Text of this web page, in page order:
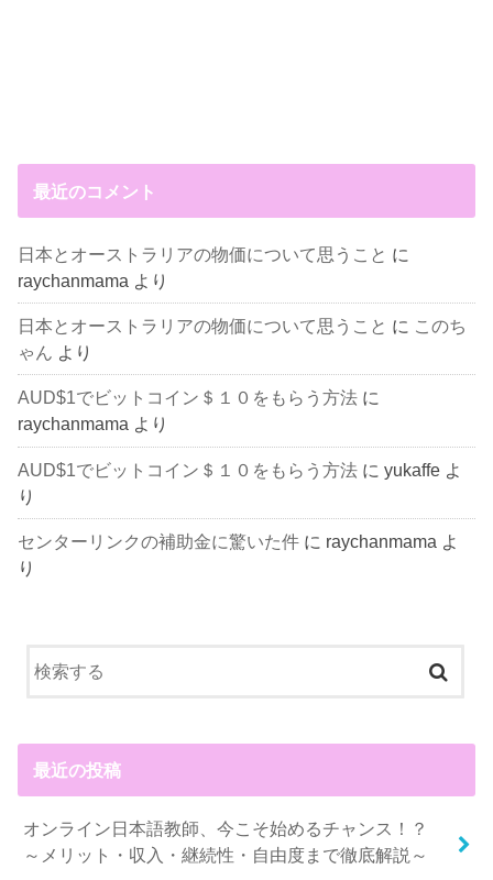
最近のコメント
日本とオーストラリアの物価について思うこと に
raychanmama より
日本とオーストラリアの物価について思うこと に このち
ゃん より
AUD$1でビットコイン＄１０をもらう方法 に
raychanmama より
AUD$1でビットコイン＄１０をもらう方法 にyukaffe よ
り
センターリンクの補助金に驚いた件 に raychanmama よ
り
最近の投稿
オンライン日本語教師、今こそ始めるチャンス！？
～メリット・収入・継続性・自由度まで徹底解説～